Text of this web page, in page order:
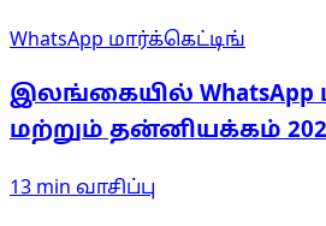
WhatsApp மார்க்கெட்டிங்
இலங்கையில் WhatsApp
மற்றும் தன்னியக்கம்
13 min வாசிப்பு